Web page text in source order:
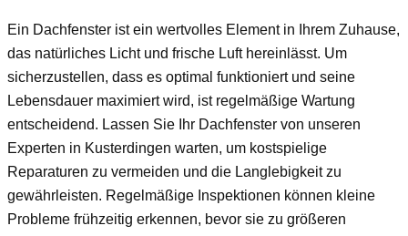
Ein Dachfenster ist ein wertvolles Element in Ihrem Zuhause,
das natürliches Licht und frische Luft hereinlässt. Um
sicherzustellen, dass es optimal funktioniert und seine
Lebensdauer maximiert wird, ist regelmäßige Wartung
entscheidend. Lassen Sie Ihr Dachfenster von unseren
Experten in Kusterdingen warten, um kostspielige
Reparaturen zu vermeiden und die Langlebigkeit zu
gewährleisten. Regelmäßige Inspektionen können kleine
Probleme frühzeitig erkennen, bevor sie zu größeren